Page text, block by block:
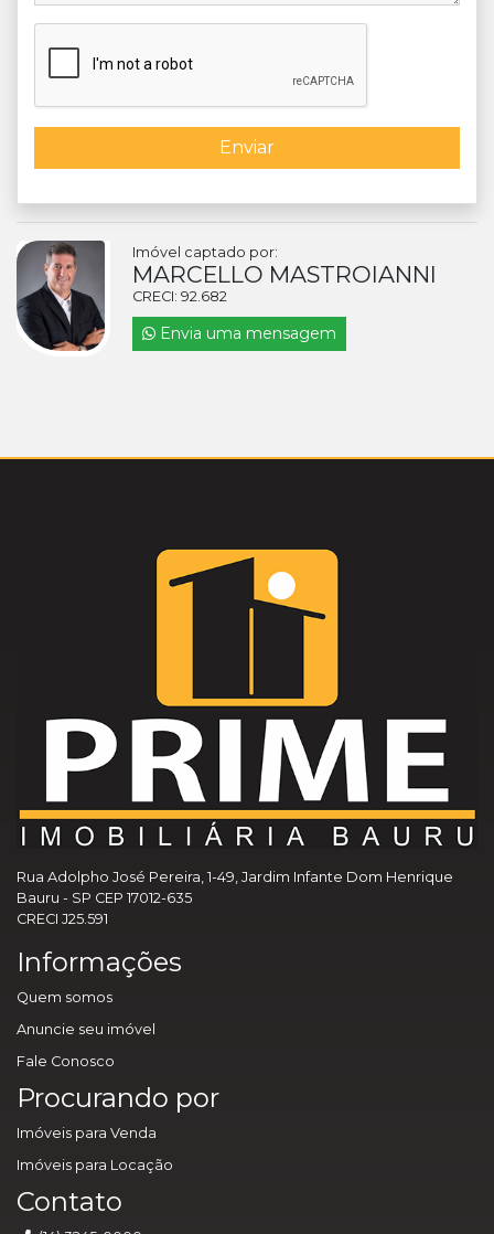
Enviar
Imóvel captado por:
MARCELLO MASTROIANNI
CRECI: 92.682
Envia uma mensagem
Rua Adolpho José Pereira, 1-49, Jardim Infante Dom Henrique
Bauru - SP CEP 17012-635
CRECI J25.591
Informações
Quem somos
Anuncie seu imóvel
Fale Conosco
Procurando por
Imóveis para Venda
Imóveis para Locação
Contato